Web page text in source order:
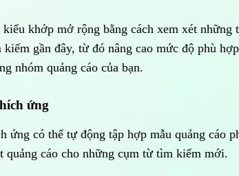
khớp mở rộng bằng cách xem xét
gần đây, từ đó nâng cao mức độ phù
nhóm quảng cáo của bạn.
ứng
ứng có thể tự động tập hợp mẫu quảng cáo
quảng cáo cho những cụm từ tìm kiếm mới.